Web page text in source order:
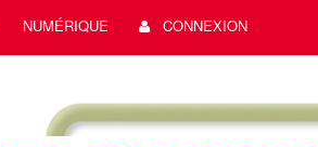
NUMÉRIQUE CONNEXION